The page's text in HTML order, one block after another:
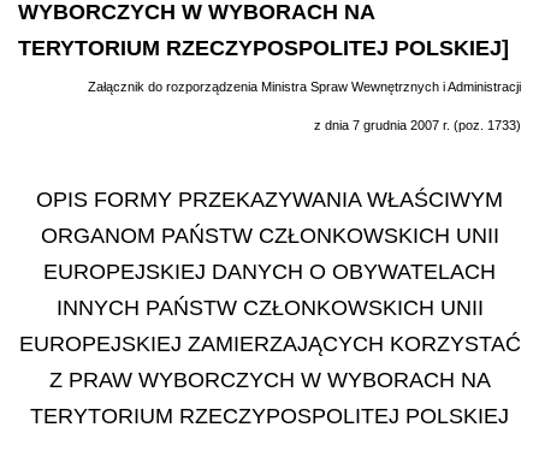
WYBORCZYCH W WYBORACH NA
TERYTORIUM RZECZYPOSPOLITEJ POLSKIEJ]
Załącznik do rozporządzenia Ministra Spraw Wewnętrznych i Administracji
z dnia 7 grudnia 2007 r. (poz. 1733)
OPIS FORMY PRZEKAZYWANIA WŁAŚCIWYM
ORGANOM PAŃSTW CZŁONKOWSKICH UNII
EUROPEJSKIEJ DANYCH O OBYWATELACH
INNYCH PAŃSTW CZŁONKOWSKICH UNII
EUROPEJSKIEJ ZAMIERZAJĄCYCH KORZYSTAĆ
Z PRAW WYBORCZYCH W WYBORACH NA
TERYTORIUM RZECZYPOSPOLITEJ POLSKIEJ